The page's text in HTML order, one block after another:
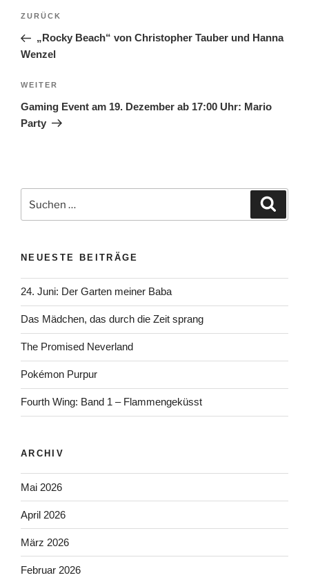
Beitragsnavigation
Vorheriger
Beitrag
ZURÜCK
„Rocky Beach“ von Christopher Tauber und Hanna
Wenzel
Nächster
Beitrag
WEITER
Gaming Event am 19. Dezember ab 17:00 Uhr: Mario
Party
nach:
NEUESTE BEITRÄGE
24. Juni: Der Garten meiner Baba
Das Mädchen, das durch die Zeit sprang
The Promised Neverland
Pokémon Purpur
Fourth Wing: Band 1 – Flammengeküsst
ARCHIV
Mai 2026
April 2026
März 2026
Februar 2026